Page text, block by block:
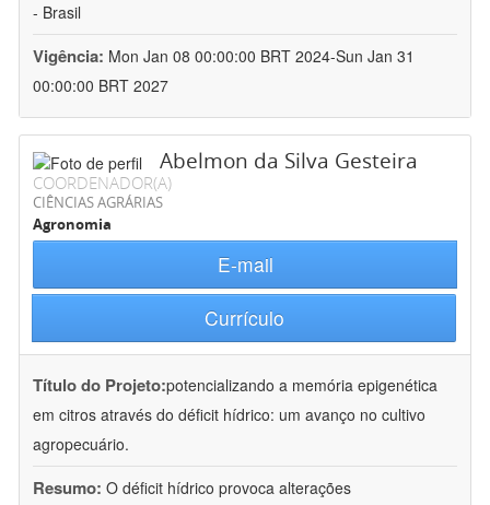
- Brasil
Vigência: Mon Jan 08 00:00:00 BRT 2024-Sun Jan 31
00:00:00 BRT 2027
Abelmon da Silva Gesteira
COORDENADOR(A)
CIÊNCIAS AGRÁRIAS
Agronomia
E-mail
Currículo
Título do Projeto:potencializando a memória epigenética
em citros através do déficit hídrico: um avanço no cultivo
agropecuário.
Resumo: O déficit hídrico provoca alterações